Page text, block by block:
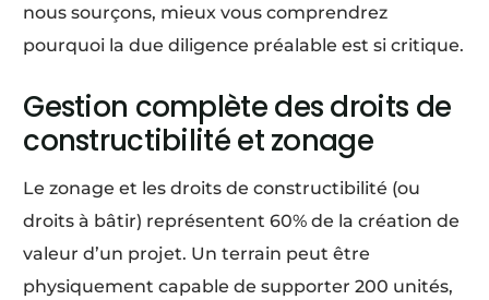
nous sourçons, mieux vous comprendrez
pourquoi la due diligence préalable est si critique.
Gestion complète des droits de
constructibilité et zonage
Le zonage et les droits de constructibilité (ou
droits à bâtir) représentent 60% de la création de
valeur d’un projet. Un terrain peut être
physiquement capable de supporter 200 unités,